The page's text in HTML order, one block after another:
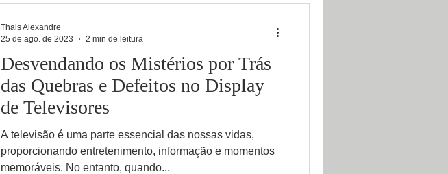
Desvendando os Mistérios por Trás
das Quebras e Defeitos no Display
de Televisores
A televisão é uma parte essencial das nossas vidas,
proporcionando entretenimento, informação e momentos
memoráveis. No entanto, quando...
Thais Alexandre
25 de ago. de 2023
2 min de leitura